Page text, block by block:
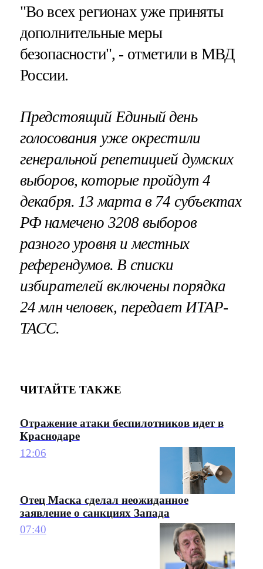
"Во всех регионах уже приняты
дополнительные меры
безопасности", - отметили в МВД
России.
Предстоящий Единый день
голосования уже окрестили
генеральной репетицией думских
выборов, которые пройдут 4
декабря. 13 марта в 74 субъектах
РФ намечено 3208 выборов
разного уровня и местных
референдумов. В списки
избирателей включены порядка
24 млн человек, передает ИТАР-
ТАСС.
ЧИТАЙТЕ ТАКЖЕ
Отражение атаки беспилотников идет в
Краснодаре
12:06
Отец Маска сделал неожиданное
заявление о санкциях Запада
07:40